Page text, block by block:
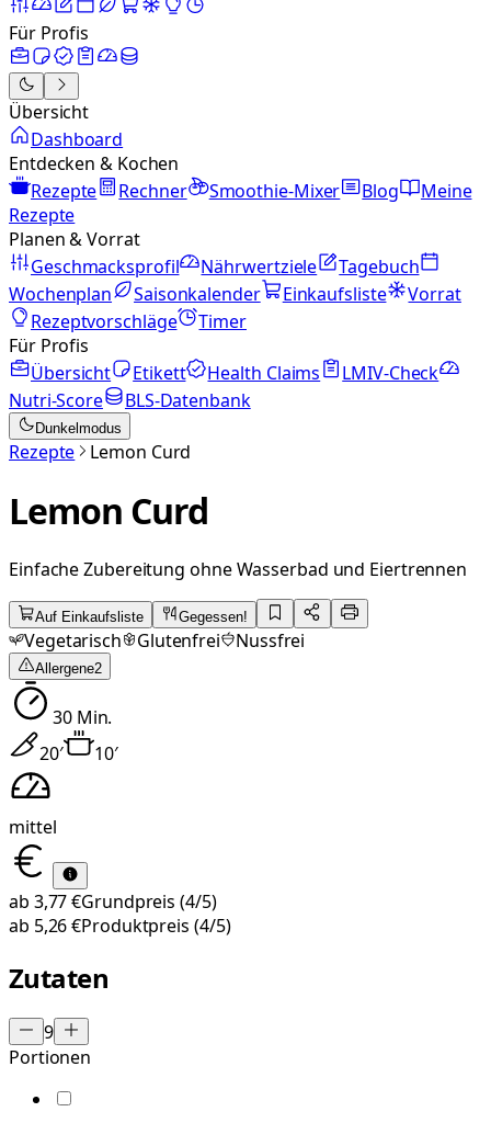
Für Profis
Übersicht
Dashboard
Entdecken & Kochen
Rezepte
Rechner Smoothie-Mixer Blog
Meine
Rezepte
Planen & Vorrat
Geschmacksprofil
Nährwertziele
Tagebuch
Wochenplan
Saisonkalender Einkaufsliste
Vorrat
Rezeptvorschläge
Timer
Für Profis
Übersicht
Etikett Health Claims
LMIV-Check
Nutri-Score
BLS-Datenbank
Dunkelmodus
Rezepte Lemon Curd
Lemon Curd
Einfache Zubereitung ohne Wasserbad und Eiertrennen
Auf Einkaufsliste Gegessen!
Vegetarisch Glutenfrei Nussfrei
Allergene2
30Min.
20′ 10′
mittel
ab 3,77 €Grundpreis (4/5)
ab 5,26 €Produktpreis (4/5)
Zutaten
9
Portionen